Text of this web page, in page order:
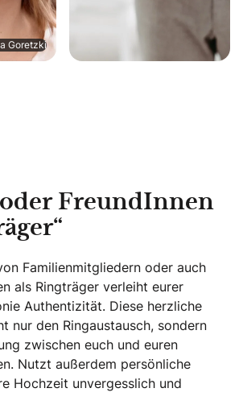
Goretzki
FreundInnen
Familienmitgliedern oder auch
als Ringträger verleiht eurer
Authentizität. Diese herzliche
nur den Ringaustausch, sondern
zwischen euch und euren
Nutzt außerdem persönliche
Hochzeit unvergesslich und